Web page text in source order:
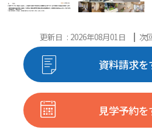
更新日 : 2026年08月01日 次
資料請求を
見学予約を